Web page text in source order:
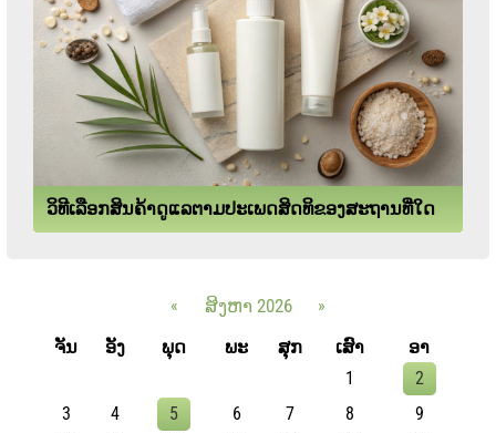
ວິທີເລືອກສິນຄ້າດູແລຕາມປະເພດສິດທິຂອງສະຖານທີ່ໃດ
« ສິງຫາ 2026
»
ຈັນ
ອັງ ພຸດ ພະ ສຸກ ເສົາ
ອາ
1
2
3
4 5 6 7 8
9